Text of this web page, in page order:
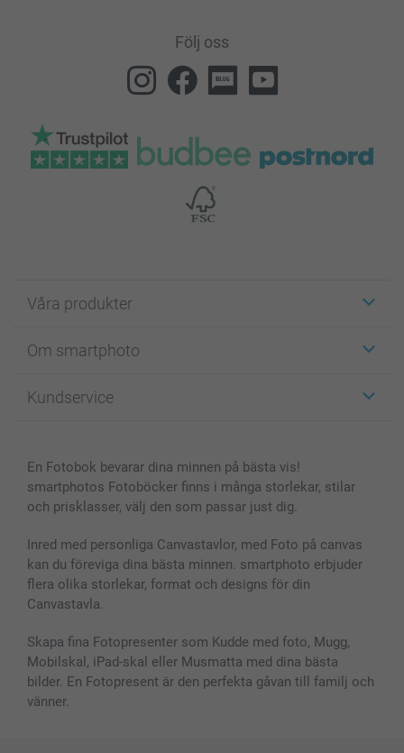
Följ oss
Våra produkter
Fotokort
Fotoböcker
Skal till Mobil & Surfplatta
MyNameBook
Fotoramar & Tillbehör
Presentkort
Alla fotoprodukter
Om smartphoto
För affiliates
Sitemap
Villkor och garantier
Kundservice
smartbonus
Priser & betalning
En Fotobok bevarar dina minnen på bästa vis!
smartphotos Fotoböcker finns i många storlekar, stilar
och prisklasser, välj den som passar just dig.
Inred med personliga Canvastavlor, med Foto på canvas
kan du föreviga dina bästa minnen. smartphoto erbjuder
flera olika storlekar, format och designs för din
Canvastavla.
Skapa fina Fotopresenter som Kudde med foto, Mugg,
Mobilskal, iPad-skal eller Musmatta med dina bästa
bilder. En Fotopresent är den perfekta gåvan till familj och
vänner.